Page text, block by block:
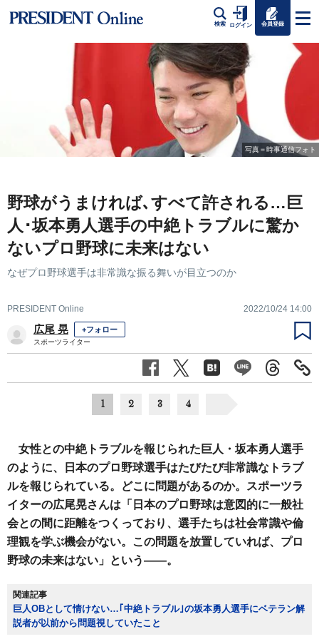
検索 ログイン 会員登録
写真＝時事通信フォト
野球がうまければ､すべて許される…巨
人･坂本勇人選手の中絶トラブルに驚か
ないプロ野球に未来はない
なぜプロ野球選手は非常識な振る舞いが目立つのか
PRESIDENT Online 2022/10/24 14:00
広尾 晃 +フォロー
スポーツライター
1 2 3 4
女性との中絶トラブルを報じられた巨人・坂本勇人選手
のように、日本のプロ野球選手はたびたび非常識なトラブ
ルを報じられている。どこに問題があるのか。スポーツラ
イターの広尾晃さんは「日本のプロ野球は意図的に一般社
会との間に距離をつくっており、選手たちは社会常識や倫
理観を学ぶ機会がない。この問題を放置していれば、プロ
野球の未来はない」という――。
関連記事
巨人OBとして情けない…｢中絶トラブル｣の坂本勇人選手にベテラン解
説者が以前から問題視していたこと